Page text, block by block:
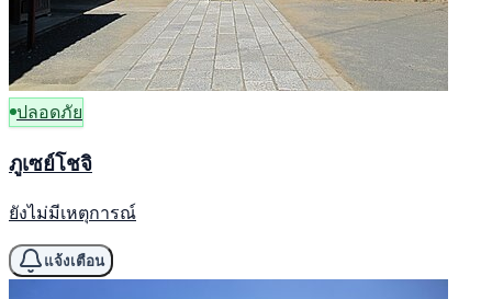
ปลอดภัย
ภูเซย์โชจิ
ยังไม่มีเหตุการณ์
แจ้งเตือน